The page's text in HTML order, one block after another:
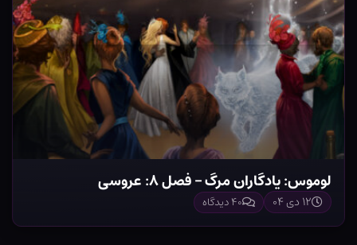
لوموس: یادگاران مرگ – فصل ۸: عروسی
۱۲ دی ۰۴ ۴۰ دیدگاه